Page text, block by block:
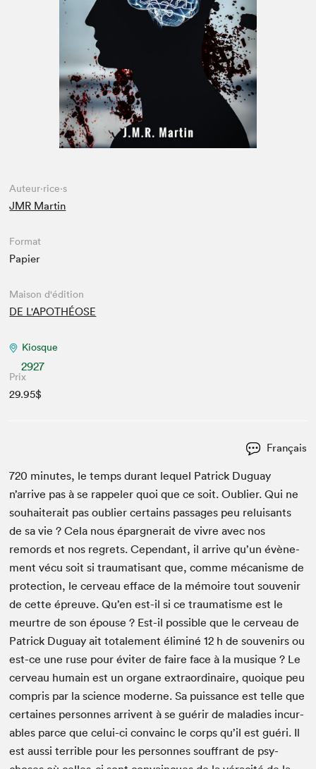
Espace médias
Auteur·rice·s
JMR Martin
Format
Papier
Maison d'édition
DE L'APOTHÉOSE
Kiosque
2927
Prix
29.95$
Français
720 min­utes, le temps durant lequel Patrick Duguay
n’arrive pas à se rap­pel­er quoi que ce soit. Oubli­er. Qui ne
souhait­erait pas oubli­er cer­tains pas­sages peu reluisants
de sa vie ? Cela nous épargn­erait de vivre avec nos
remords et nos regrets. Cepen­dant, il arrive qu’un évène­
ment vécu soit si trau­ma­ti­sant que, comme mécan­isme de
pro­tec­tion, le cerveau efface de la mémoire tout sou­venir
de cette épreuve. Qu’en est-il si ce trau­ma­tisme est le
meurtre de son épouse ? Est-il pos­si­ble que le cerveau de
Patrick Duguay ait totale­ment élim­iné12 h de sou­venirs ou
est-ce une ruse pour éviter de faire face à la musique ? Le
cerveau humain est un organe extra­or­di­naire, quoique peu
com­pris par la sci­ence mod­erne. Sa puis­sance est telle que
cer­taines per­son­nes arrivent à se guérir de mal­adies incur­
ables parce que celui-ci con­va­inc le corps qu’il est guéri. Il
est aus­si ter­ri­ble pour les per­son­nes souf­frant de psy­